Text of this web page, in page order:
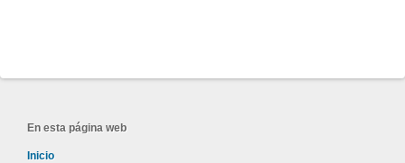
En esta página web
Inicio